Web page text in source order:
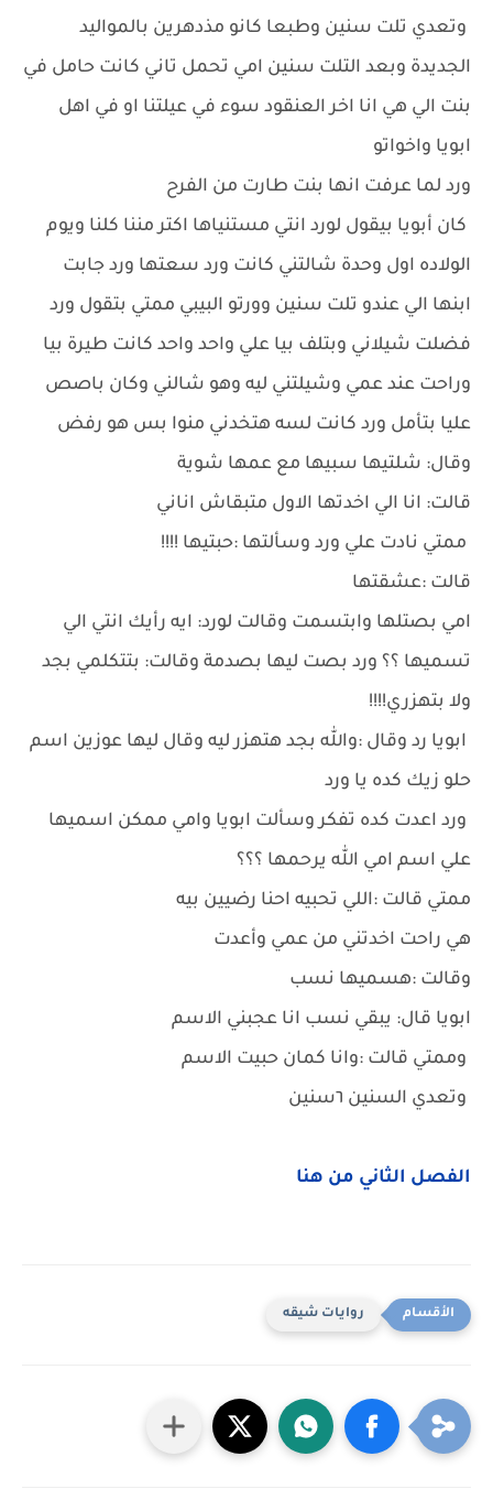
وتعدي تلت سنين وطبعا كانو مذدهرين بالمواليد
الجديدة وبعد التلت سنين امي تحمل تاني كانت حامل في
بنت الي هي انا اخر العنقود سوء في عيلتنا او في اهل
ابويا واخواتو
ورد لما عرفت انها بنت طارت من الفرح
كان أبويا بيقول لورد انتي مستنياها اكتر مننا كلنا ويوم
الولاده اول وحدة شالتني كانت ورد سعتها ورد جابت
ابنها الي عندو تلت سنين وورتو البيبي ممتي بتقول ورد
فضلت شيلاني وبتلف بيا علي واحد واحد كانت طيرة بيا
وراحت عند عمي وشيلتني ليه وهو شالني وكان باصص
عليا بتأمل ورد كانت لسه هتخدني منوا بس هو رفض
وقال: شلتيها سبيها مع عمها شوية
قالت: انا الي اخدتها الاول متبقاش اناني
ممتي نادت علي ورد وسألتها :حبتيها !!!!
قالت :عشقتها
امي بصتلها وابتسمت وقالت لورد: ايه رأيك انتي الي
تسميها ؟؟ ورد بصت ليها بصدمة وقالت: بتتكلمي بجد
ولا بتهزري!!!!
ابويا رد وقال :والله بجد هتهزر ليه وقال ليها عوزين اسم
حلو زيك كده يا ورد
ورد اعدت كده تفكر وسألت ابويا وامي ممكن اسميها
علي اسم امي الله يرحمها ؟؟؟
ممتي قالت :اللي تحبيه احنا رضيين بيه
هي راحت اخدتني من عمي وأعدت
وقالت :هسميها نسب
ابويا قال: يبقي نسب انا عجبني الاسم
وممتي قالت :وانا كمان حبيت الاسم
وتعدي السنين ٦سنين
الفصل الثاني من هنا
روايات شيقه